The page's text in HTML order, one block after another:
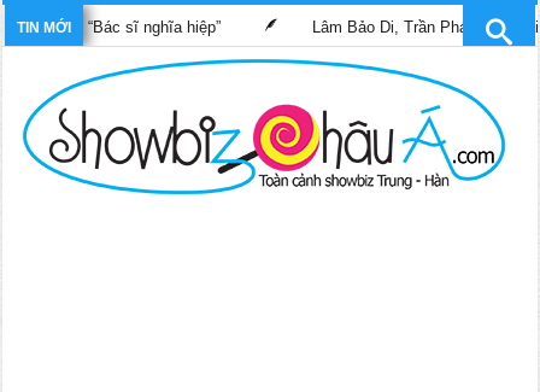
TIN MỚI
phim “Bác sĩ nghĩa hiệp” Lâm Bảo Di, Trần Pháp Dung tái